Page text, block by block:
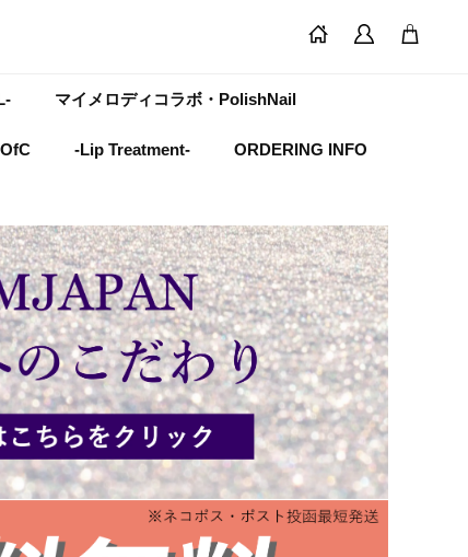
マイメロディコラボ・PolishNail
OfC -Lip Treatment- ORDERING INFO